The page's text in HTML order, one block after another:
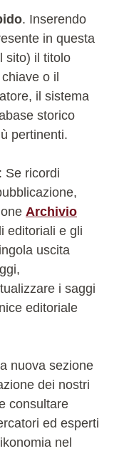
. Inserendo
in questa
sito) il titolo
o il
il sistema
storico
pertinenti.
: Se ricordi
Archivio
editoriali e gli
uscita
i saggi
editoriale
nuova sezione
dei nostri
consultare
ed esperti
nel